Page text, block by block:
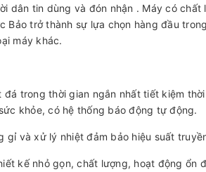
dân tin dùng và đón nhận . Máy có
Bảo trở thành sự lựa chọn hàng đầu
máy khác.
đá trong thời gian ngắn nhất tiết kiệm
khỏe, có hệ thống báo động tự động.
gỉ và xử lý nhiệt đảm bảo hiệu suất
kế nhỏ gọn, chất lượng, hoạt động ổn